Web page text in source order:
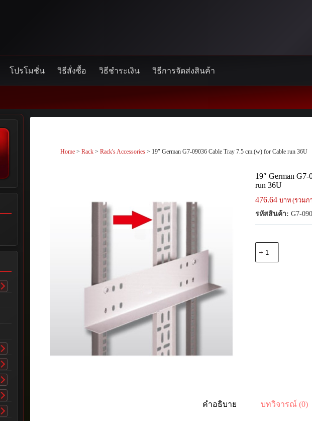
โปรโมชั่น วิธีสั่งซื้อ วิธีชำระเงิน วิธีการจัดส่งสินค้า
Home >Rack >Rack's Accessories > 19″ German G7-09036 Cable Tray 7.5 cm.(w) for Cable run 36U
19″ German
run 36U
476.64 บาท (รวมภ
รหัสสินค้า: G7-
คำอธิบาย บทวิจารณ์ (0)
Toggle
Toggle
submenu
Toggle
submenu
Toggle
submenu
Toggle
submenu
Toggle